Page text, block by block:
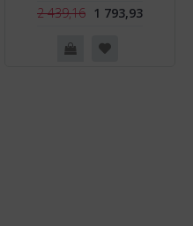
2 439,16 1 793,93